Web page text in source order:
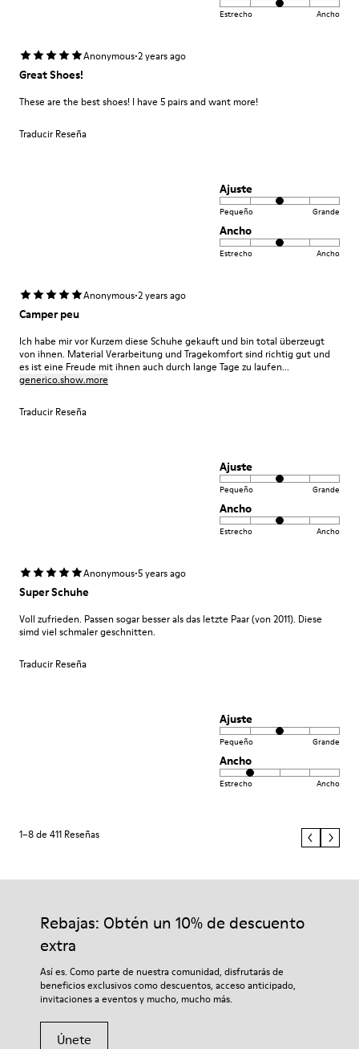
Estrecho Ancho
Anonymous·2 years ago
Great Shoes!
These are the best shoes! I have 5 pairs and want more!
Traducir Reseña
Ajuste
Pequeño Grande
Ancho
Estrecho Ancho
Anonymous·2 years ago
Camper peu
Ich habe mir vor Kurzem diese Schuhe gekauft und bin total überzeugt
von ihnen. Material Verarbeitung und Tragekomfort sind richtig gut und
es ist eine Freude mit ihnen auch durch lange Tage zu laufen...
generico.show.more
Traducir Reseña
Ajuste
Pequeño Grande
Ancho
Estrecho Ancho
Anonymous·5 years ago
Super Schuhe
Voll zufrieden. Passen sogar besser als das letzte Paar (von 2011). Diese
simd viel schmaler geschnitten.
Traducir Reseña
Ajuste
Pequeño Grande
Ancho
Estrecho Ancho
1–8 de 411 Reseñas
Rebajas: Obtén un 10% de descuento
extra
Así es. Como parte de nuestra comunidad, disfrutarás de
beneficios exclusivos como descuentos, acceso anticipado,
invitaciones a eventos y mucho, mucho más.
Únete